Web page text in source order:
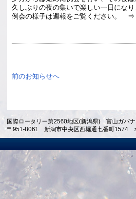
久しぶりの夜の集いで楽しい一日になり
例会の様子は週報をご覧ください。
前のお知らせへ
国際ロータリー第2560地区(新潟県) 富山ガバ
〒951-8061 新潟市中央区西堀通七番町1574